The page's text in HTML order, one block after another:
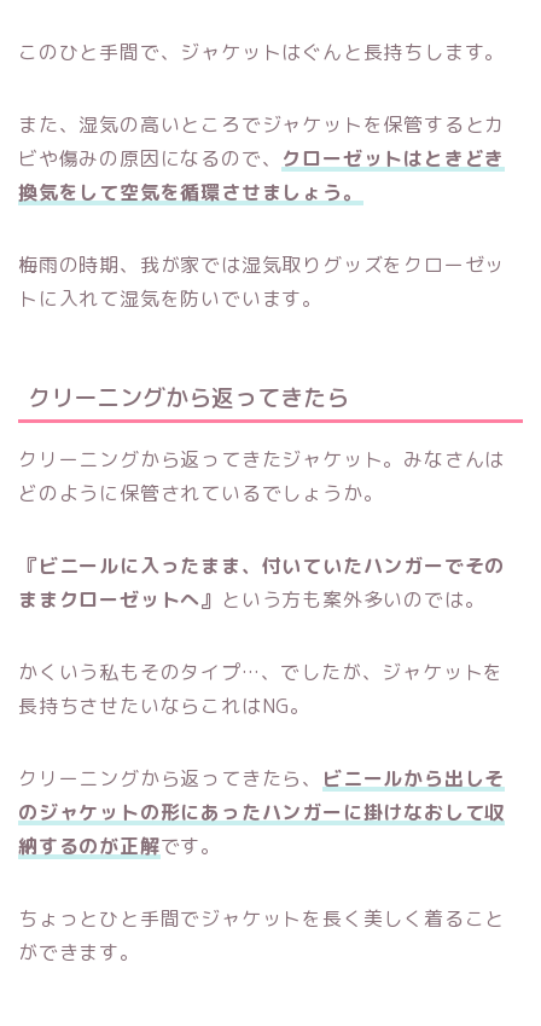
このひと手間で、ジャケットはぐんと長持ちします。
また、湿気の高いところでジャケットを保管するとカ
ビや傷みの原因になるので、 クローゼットはときどき
換気をして空気を循環させましょう。
梅雨の時期、我が家では湿気取りグッズをクローゼッ
トに入れて湿気を防いでいます。
クリーニングから返ってきたら
クリーニングから返ってきたジャケット。みなさんは
どのように保管されているでしょうか。
『ビニールに入ったまま、付いていたハンガーでその
ままクローゼットへ』 という方も案外多いのでは。
かくいう私もそのタイプ…、でしたが、ジャケットを
長持ちさせたいならこれはNG。
クリーニングから返ってきたら、 ビニールから出しそ
のジャケットの形にあったハンガーに掛けなおして収
納するのが正解です。
ちょっとひと手間でジャケットを長く美しく着ること
ができます。